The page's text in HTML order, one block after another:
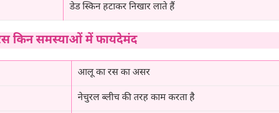
डेड स्किन हटाकर निखार लाते हैं
किन समस्याओं में फायदेमंद
आलू का रस का असर
नेचुरल ब्लीच की तरह काम करता है